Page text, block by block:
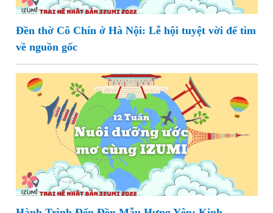
Đền thờ Cô Chín ở Hà Nội: Lễ hội tuyệt vời để tìm
về nguồn gốc